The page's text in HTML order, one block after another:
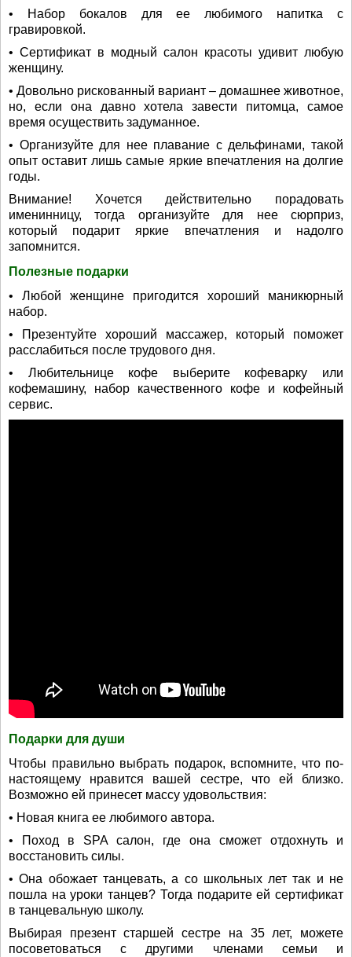
• Набор бокалов для ее любимого напитка с
гравировкой.
• Сертификат в модный салон красоты удивит любую
женщину.
• Довольно рискованный вариант – домашнее животное,
но, если она давно хотела завести питомца, самое
время осуществить задуманное.
• Организуйте для нее плавание с дельфинами, такой
опыт оставит лишь самые яркие впечатления на долгие
годы.
Внимание! Хочется действительно порадовать
именинницу, тогда организуйте для нее сюрприз,
который подарит яркие впечатления и надолго
запомнится.
Полезные подарки
• Любой женщине пригодится хороший маникюрный
набор.
• Презентуйте хороший массажер, который поможет
расслабиться после трудового дня.
• Любительнице кофе выберите кофеварку или
кофемашину, набор качественного кофе и кофейный
сервис.
Подарки для души
Чтобы правильно выбрать подарок, вспомните, что по-
настоящему нравится вашей сестре, что ей близко.
Возможно ей принесет массу удовольствия:
• Новая книга ее любимого автора.
• Поход в SPA салон, где она сможет отдохнуть и
восстановить силы.
• Она обожает танцевать, а со школьных лет так и не
пошла на уроки танцев? Тогда подарите ей сертификат
в танцевальную школу.
Выбирая презент старшей сестре на 35 лет, можете
посоветоваться с другими членами семьи и